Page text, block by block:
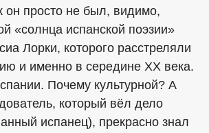
он просто не был, видимо,
«солнца испанской поэзии»
Лорки, которого расстреляли
и именно в середине XX века.
Почему культурной? А
который вёл дело
испанец), прекрасно знал